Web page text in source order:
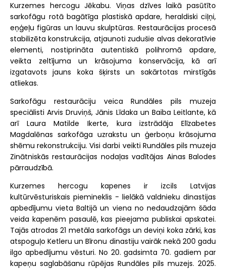
Kurzemes hercogu Jēkabu. Viņas dzīves laikā pasūtīto
sarkofāgu rotā bagātīga plastiskā apdare, heraldiski ciļņi,
eņģeļu figūras un lauvu skulptūras. Restaurācijas procesā
stabilizēta konstrukcija, atjaunoti zudušie alvas dekoratīvie
elementi, nostiprināta autentiskā polihromā apdare,
veikta zeltījuma un krāsojuma konservācija, kā arī
izgatavots jauns koka šķirsts un sakārtotas mirstīgās
atliekas.
Sarkofāgu restaurāciju veica Rundāles pils muzeja
speciālisti Arvis Druviņš, Jānis Līdaka un Baiba Leitlante, kā
arī Laura Matilde Ikerte, kura izstrādāja Elīzabetes
Magdalēnas sarkofāga uzrakstu un ģerboņu krāsojuma
shēmu rekonstrukciju. Visi darbi veikti Rundāles pils muzeja
Zinātniskās restaurācijas nodaļas vadītājas Ainas Balodes
pārraudzībā.
Kurzemes hercogu kapenes ir izcils Latvijas
kultūrvēsturiskais piemineklis - lielākā valdnieku dinastijas
apbedījumu vieta Baltijā un viena no nedaudzajām šāda
veida kapenēm pasaulē, kas pieejama publiskai apskatei.
Tajās atrodas 21 metāla sarkofāgs un deviņi koka zārki, kas
atspoguļo Ketleru un Bīronu dinastiju vairāk nekā 200 gadu
ilgo apbedījumu vēsturi. No 20. gadsimta 70. gadiem par
kapeņu saglabāšanu rūpējas Rundāles pils muzejs. 2025.